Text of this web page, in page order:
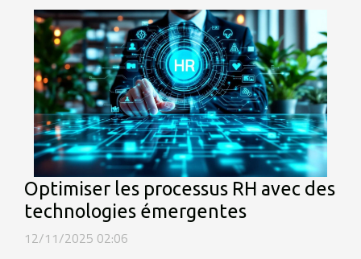
Optimiser les processus RH avec des
technologies émergentes
12/11/2025 02:06